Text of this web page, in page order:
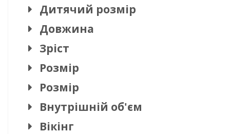
Дитячий розмір
Довжина
Зріст
Розмір
Розмір
Внутрішній об'єм
Вікінг